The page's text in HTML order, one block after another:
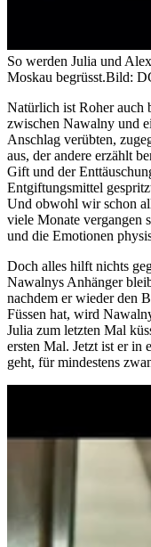
So werden Julia und
Moskau begrüsst.Bild:
Natürlich ist Roher auch
zwischen Nawalny und
Anschlag verübten,
aus, der andere erzählt
Gift und der
Entgiftungsmittel
Und obwohl wir schon
viele Monate vergangen
und die Emotionen
Doch alles hilft nichts
Nawalnys Anhänger
nachdem er wieder den
Füssen hat, wird
Julia zum letzten Mal
ersten Mal. Jetzt ist er in
geht, für mindestens